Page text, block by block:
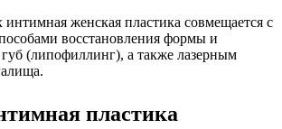
женская пластика совмещается с
восстановления формы и
(липофиллинг), а также лазерным
пластика